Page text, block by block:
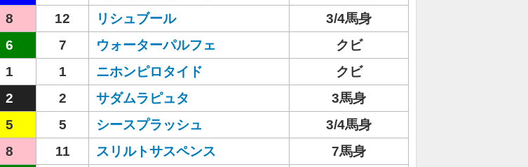
8 12 リシュブール
3/4馬身
6 7 ウォーターパルフェ
クビ
1 1 ニホンピロタイド
クビ
2 2 サダムラピュタ
3馬身
5 5 シースプラッシュ
3/4馬身
8 11 スリルトサスペンス
7馬身